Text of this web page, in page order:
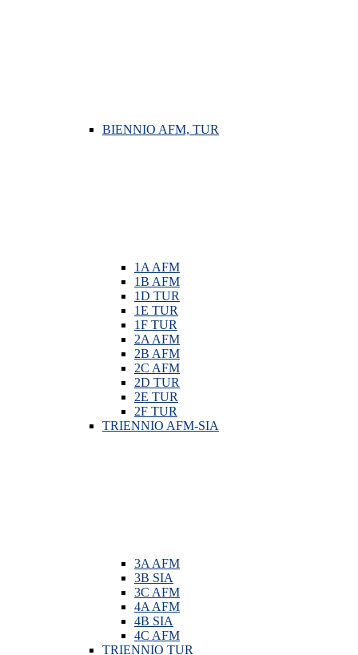
BIENNIO AFM, TUR
1A AFM
1B AFM
1D TUR
1E TUR
1F TUR
2A AFM
2B AFM
2C AFM
2D TUR
2E TUR
2F TUR
TRIENNIO AFM-SIA
3A AFM
3B SIA
3C AFM
4A AFM
4B SIA
4C AFM
TRIENNIO TUR